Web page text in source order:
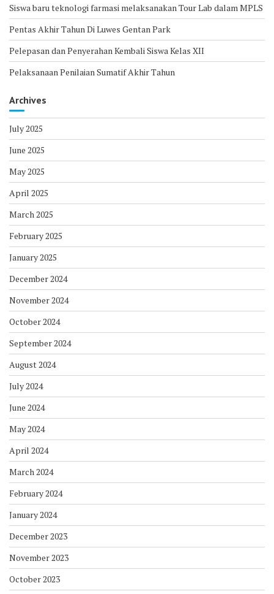
Siswa baru teknologi farmasi melaksanakan Tour Lab dalam MPLS
Pentas Akhir Tahun Di Luwes Gentan Park
Pelepasan dan Penyerahan Kembali Siswa Kelas XII
Pelaksanaan Penilaian Sumatif Akhir Tahun
Archives
July 2025
June 2025
May 2025
April 2025
March 2025
February 2025
January 2025
December 2024
November 2024
October 2024
September 2024
August 2024
July 2024
June 2024
May 2024
April 2024
March 2024
February 2024
January 2024
December 2023
November 2023
October 2023